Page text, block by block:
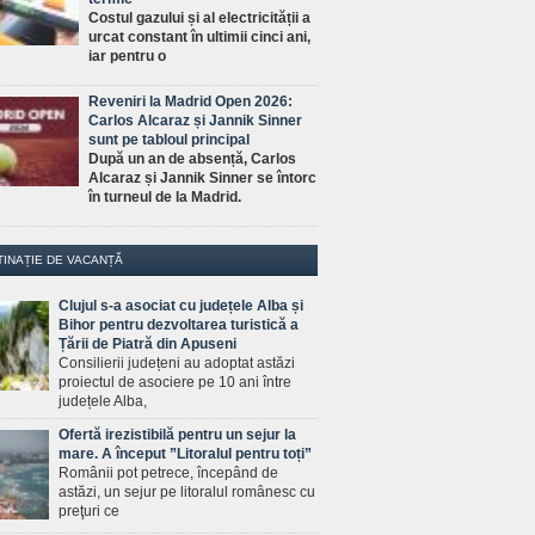
Costul gazului și al electricității a
urcat constant în ultimii cinci ani,
iar pentru o
Reveniri la Madrid Open 2026:
Carlos Alcaraz și Jannik Sinner
sunt pe tabloul principal
După un an de absență, Carlos
Alcaraz și Jannik Sinner se întorc
în turneul de la Madrid.
DE VACANȚĂ
Clujul s-a asociat cu județele Alba și
Bihor pentru dezvoltarea turistică a
Țării de Piatră din Apuseni
Consilierii județeni au adoptat astăzi
proiectul de asociere pe 10 ani între
județele Alba,
Ofertă irezistibilă pentru un sejur la
mare. A început ”Litoralul pentru toți”
Românii pot petrece, începând de
astăzi, un sejur pe litoralul românesc cu
preţuri ce